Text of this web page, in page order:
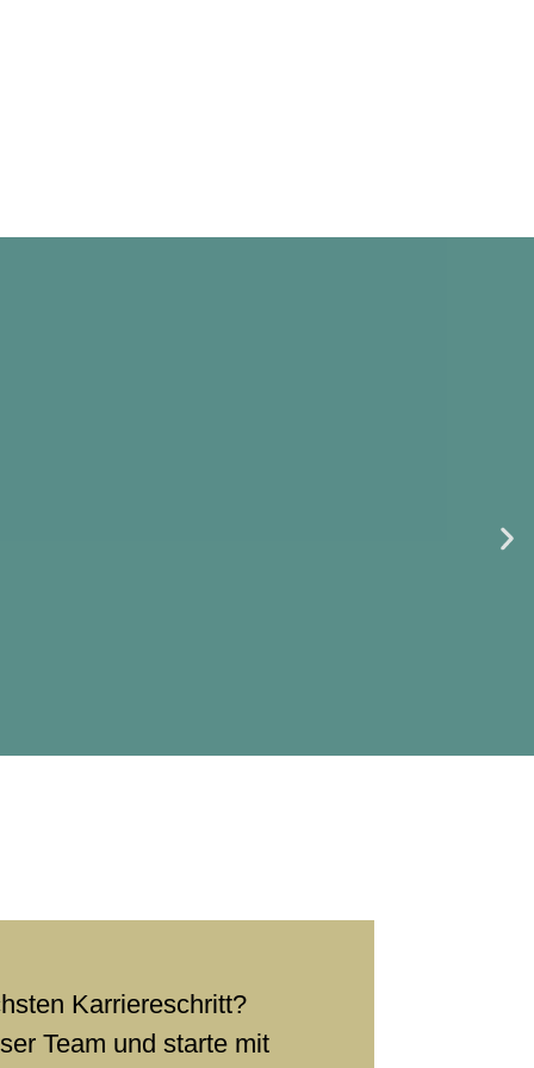
Karriereschritt?
Team und starte mit